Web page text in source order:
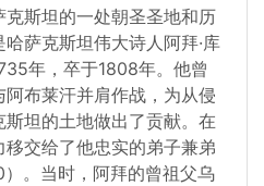
克斯坦的一处朝圣圣地和历
萨克斯坦伟大诗人阿拜·库
年，卒于1808年。他曾
布莱汗并肩作战，为从侵
坦的土地做出了贡献。在
交给了他忠实的弟子兼弟
。当时，阿拜的曾祖父乌